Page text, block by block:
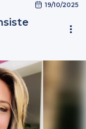
19/10/2025